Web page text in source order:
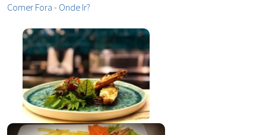
Comer Fora - Onde Ir?